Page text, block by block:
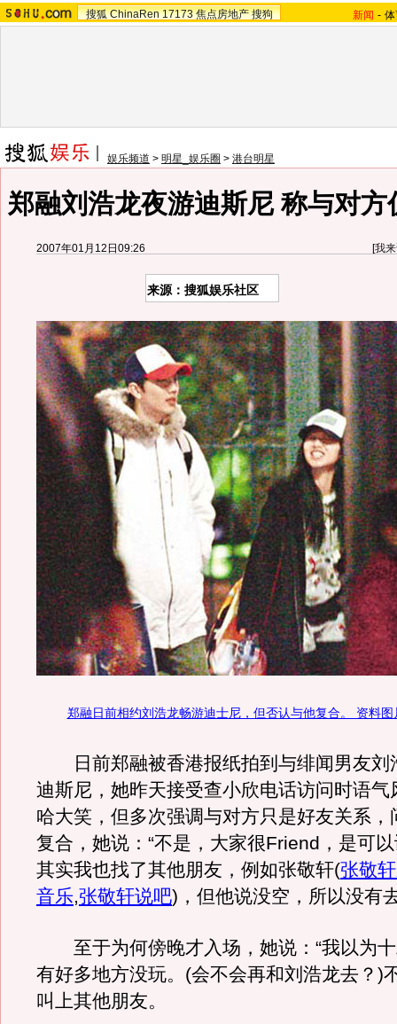
搜狐 ChinaRen 17173 焦点房地产 搜狗 新闻 -
娱乐频道 > 明星_娱乐圈 > 港台明星
郑融刘浩龙夜游迪斯尼 称与对方
2007年01月12日09:26 [我
来源：搜狐娱乐社区
郑融日前相约刘浩龙畅游迪士尼，但否认与他复合。 资料图
日前郑融被香港报纸拍到与绯闻男友刘
迪斯尼，她昨天接受查小欣电话访问时语气
哈大笑，但多次强调与对方只是好友关系，
复合，她说：“不是，大家很Friend，是可
其实我也找了其他朋友，例如张敬轩(张敬
音乐,张敬轩说吧) ，但他说没空，所以没有
至于为何傍晚才入场，她说：“我以为十
有好多地方没玩。(会不会再和刘浩龙去？)
叫上其他朋友。